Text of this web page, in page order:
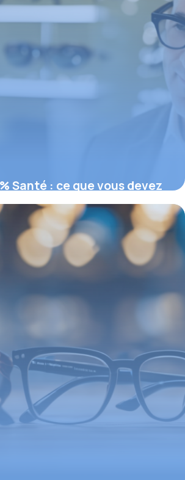
Santé : ce que vous devez
vision remboursée